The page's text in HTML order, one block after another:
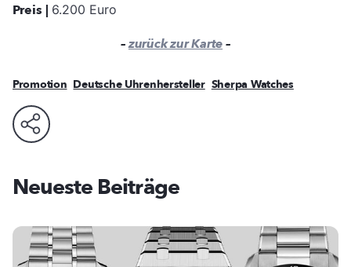
Preis | 6.200 Euro
–zurück zur Karte–
Promotion Deutsche Uhrenhersteller Sherpa Watches
Neueste Beiträge